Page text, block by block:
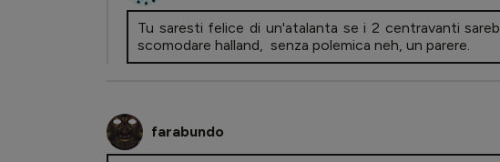
Tu saresti felice di un'atalanta se i 2 centravanti
scomodare halland, senza polemica neh, un parere.
farabundo